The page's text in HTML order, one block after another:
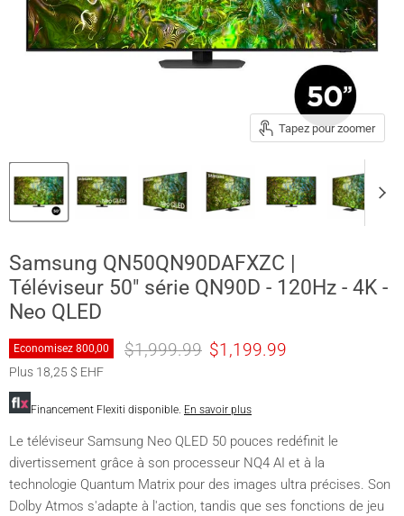
Tapez pour zoomer
Samsung QN50QN90DAFXZC |
Téléviseur 50" série QN90D - 120Hz - 4K -
Neo QLED
Economisez 800,00 Prix original
$1,999.99 Prix actuel
$1,199.99
Plus 18,25 $ EHF
Financement Flexiti disponible. En savoir plus
Le téléviseur Samsung Neo QLED 50 pouces redéfinit le
divertissement grâce à son processeur NQ4 AI et à la
technologie Quantum Matrix pour des images ultra précises. Son
Dolby Atmos s'adapte à l'action, tandis que ses fonctions de jeu